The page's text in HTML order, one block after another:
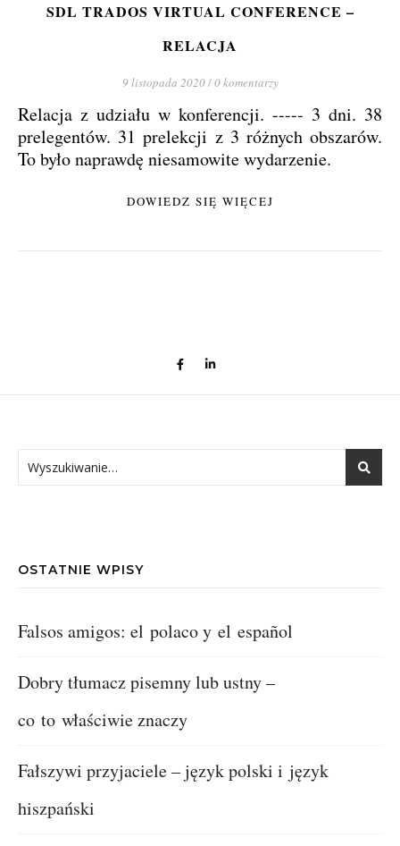
SDL TRADOS VIRTUAL CONFERENCE –
RELACJA
9 listopada 2020/0 komentarzy
Relacja z udziału w konferencji. ----- 3 dni. 38
prelegentów. 31 prelekcji z 3 różnych obszarów.
To było naprawdę niesamowite wydarzenie.
DOWIEDZ SIĘ WIĘCEJ
OSTATNIE WPISY
Falsos amigos: el polaco y el español
Dobry tłumacz pisemny lub ustny –
co to właściwie znaczy
Fałszywi przyjaciele – język polski i język
hiszpański